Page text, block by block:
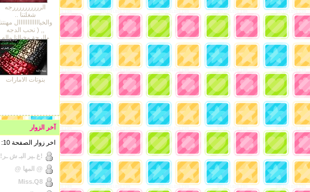
الررررررررررجه
شغلتنا ..
والخباااااااااااال مهنتنا
,, ( نحب الدجه
والرجة وخبالنا ماله
حدووود ^_^ )
بنوتات الامارات
آخر الزوار
اخر زوار الصفحة 10:
!غ ـير البـ ش ـر!
@ المها @
Miss.Q8